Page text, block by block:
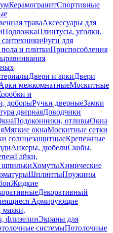
КерамогранитСпортивные
траваАксессуары для
ПодложкаПлинтусы, уголки,
Фуги для
и плиткиПриспособления
Двери и аркиДвери
межкомнатныеМоскитные
и
доборыРучки дверныеЗамки
двернаяДоводчики
Подоконники, отливыОкна
Мягкие окнаМоскитные сетки
солнцезащитныеКрепежные
Анкеры, дюбелиСкобы,
Гайки,
ХомутыХимические
ШплинтыПружины
Жидкие
Декоративный
Армирующие
маяки,
флизелинЭкраны для
системыПотолочные